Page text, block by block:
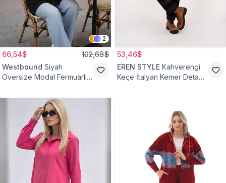
2
66,54$ 102,68$
Westbound Siyah
Oversize Modal Fermuarlı
53,46$
EREN STYLE Kahverengi
Keçe İtalyan Kemer Detaylı